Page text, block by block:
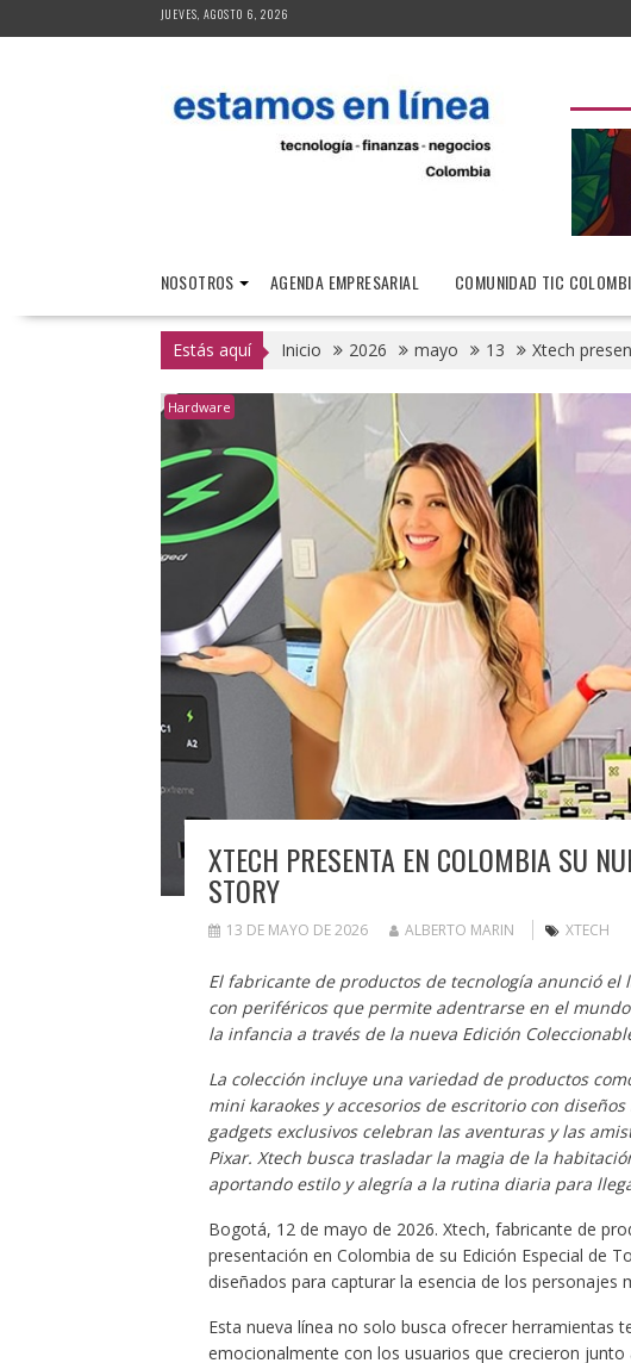
al
JUEVES, AGOSTO 6, 2026
NOSOTROS AGENDA EMPRESARIAL COMUNIDAD TIC
Estás aquí Inicio 2026 mayo 13 Xtech
Hardware
XTECH PRESENTA EN COLOMBIA SU
STORY
13 DE MAYO DE 2026 ALBERTO MARIN XTECH
El fabricante de productos de tecnología anunció el
con periféricos que permite adentrarse en el
la infancia a través de la nueva Edición
La colección incluye una variedad de productos
mini karaokes y accesorios de escritorio con
gadgets exclusivos celebran las aventuras y las
Pixar. Xtech busca trasladar la magia de la
aportando estilo y alegría a la rutina diaria para
Bogotá, 12 de mayo de 2026. Xtech, fabricante de
presentación en Colombia de su Edición Especial de
diseñados para capturar la esencia de los personajes
Esta nueva línea no solo busca ofrecer herramientas
emocionalmente con los usuarios que crecieron